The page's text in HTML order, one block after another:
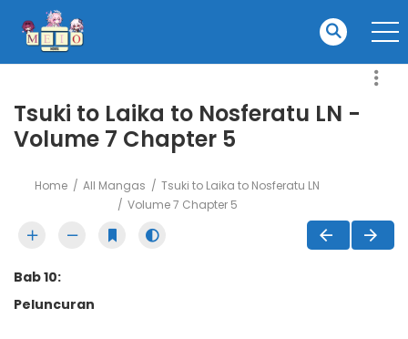
Tsuki to Laika to Nosferatu LN -
Volume 7 Chapter 5
Home All Mangas
Tsuki to Laika to Nosferatu LN
Volume 7 Chapter 5
Bab 10:
Peluncuran